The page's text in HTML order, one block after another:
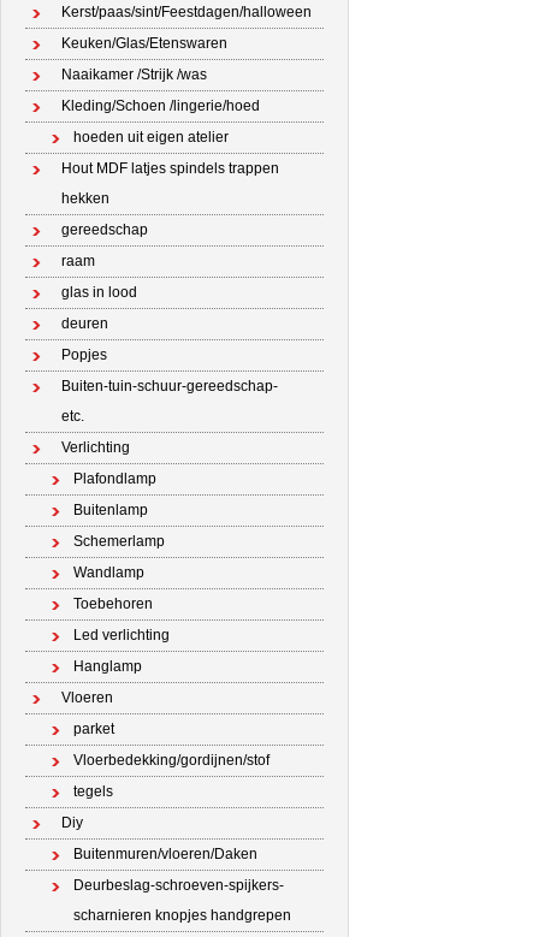
Kerst/paas/sint/Feestdagen/halloween
Keuken/Glas/Etenswaren
Naaikamer /Strijk /was
Kleding/Schoen /lingerie/hoed
hoeden uit eigen atelier
Hout MDF latjes spindels trappen
hekken
gereedschap
raam
glas in lood
deuren
Popjes
Buiten-tuin-schuur-gereedschap-
etc.
Verlichting
Plafondlamp
Buitenlamp
Schemerlamp
Wandlamp
Toebehoren
Led verlichting
Hanglamp
Vloeren
parket
Vloerbedekking/gordijnen/stof
tegels
Diy
Buitenmuren/vloeren/Daken
Deurbeslag-schroeven-spijkers-
scharnieren knopjes handgrepen